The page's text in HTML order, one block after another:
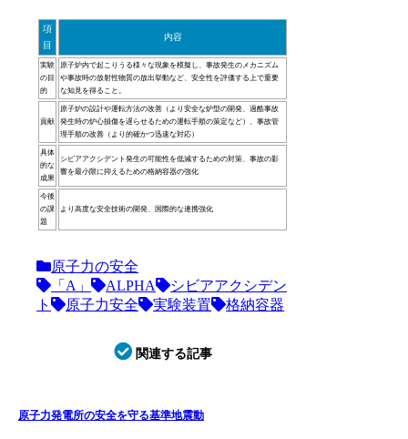
項
目
内容
実験
の目
的
原子炉内で起こりうる様々な現象を模擬し、事故発生のメカニズム
や事故時の放射性物質の放出挙動など、安全性を評価する上で重要
な知見を得ること。
貢献
原子炉の設計や運転方法の改善（より安全な炉型の開発、過酷事故
発生時の炉心損傷を遅らせるための運転手順の策定など）、事故管
理手順の改善（より的確かつ迅速な対応）
具体
的な
成果
シビアアクシデント発生の可能性を低減するための対策、事故の影
響を最小限に抑えるための格納容器の強化
今後
の課
題
より高度な安全技術の開発、国際的な連携強化
原子力の安全
「A」
ALPHA
シビアアクシデン
ト
原子力安全 実験装置 格納容器
関連する記事
原子力発電所の安全を守る基準地震動